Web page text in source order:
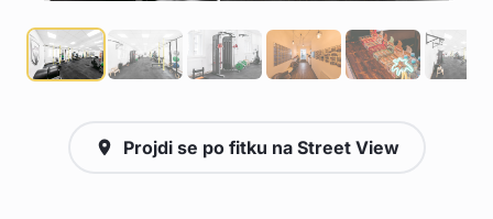
Projdi se po fitku na Street View